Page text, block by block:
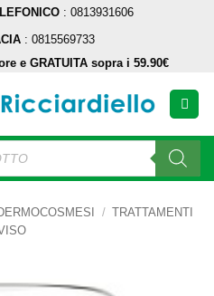
: 0813931606
: 0815569733
e GRATUITA sopra i 59.90€
/ TRATTAMENTI